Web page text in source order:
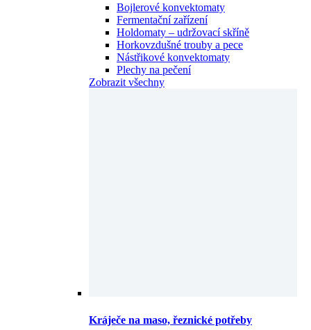
Bojlerové konvektomaty
Fermentační zařízení
Holdomaty – udržovací skříně
Horkovzdušné trouby a pece
Nástřikové konvektomaty
Plechy na pečení
Zobrazit všechny
Kráječe na maso, řeznické potřeby